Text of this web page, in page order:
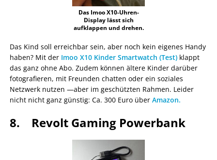
Das Imoo X10-Uhren-
Display lässt sich
aufklappen und drehen.
Das Kind soll erreichbar sein, aber noch kein eigenes Handy
haben? Mit der Imoo X10 Kinder Smartwatch (Test) klappt
das ganz ohne Abo. Zudem können ältere Kinder darüber
fotografieren, mit Freunden chatten oder ein soziales
Netzwerk nutzen —aber im geschützten Rahmen. Leider
nicht nicht ganz günstig: Ca. 300 Euro über Amazon.
8. Revolt Gaming Powerbank